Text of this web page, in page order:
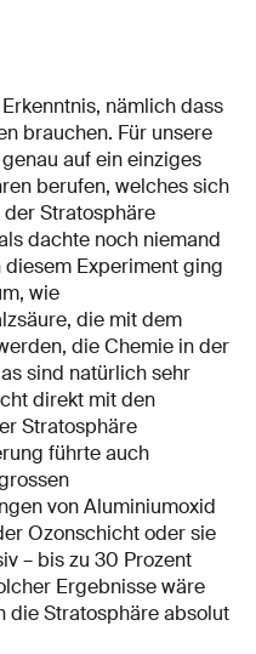
nämlich dass
brauchen. Für unsere
auf ein einziges
berufen, welches sich
Stratosphäre
dachte noch niemand
Experiment ging
wie
die mit dem
die Chemie in der
sind natürlich sehr
direkt mit den
Stratosphäre
führte auch
von Aluminiumoxid
Ozonschicht oder sie
– bis zu 30 Prozent
Ergebnisse wäre
die Stratosphäre absolut